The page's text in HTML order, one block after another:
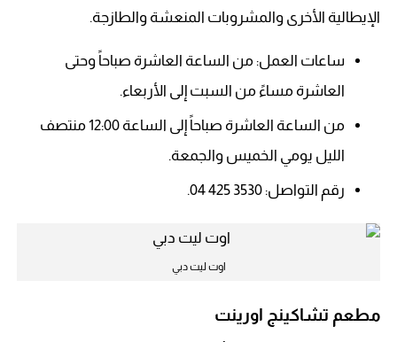
الإيطالية الأخرى والمشروبات المنعشة والطازجة.
ساعات العمل: من الساعة العاشرة صباحاً وحتى
العاشرة مساءً من السبت إلى الأربعاء.
من الساعة العاشرة صباحاً إلى الساعة 12:00 منتصف
الليل يومي الخميس والجمعة.
رقم التواصل: 3530 425 04.
اوت ليت دبي
مطعم تشاكينج اورينت